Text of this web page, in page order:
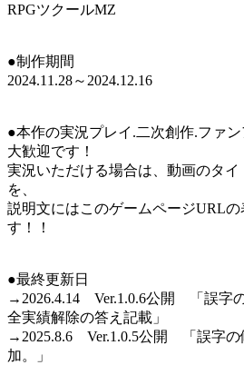
RPGツクールMZ
●制作期間
2024.11.28～2024.12.16
●本作の実況プレイ.二次創作.ファン
大歓迎です！
実況いただける場合は、動画のタイ
を、
説明文にはこのゲームページURLの
す！！
●最終更新日
→2026.4.14 Ver.1.0.6公開 「誤字
全実績解除の答え記載」
→2025.8.6 Ver.1.0.5公開 「誤字の
加。」